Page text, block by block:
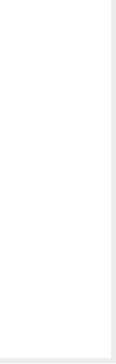
(Житомир))